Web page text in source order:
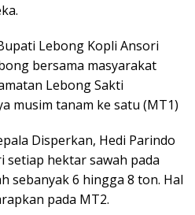
Lebong Kopli Ansori
bersama masyarakat
Lebong Sakti
musim tanam ke satu (MT1)
Disperkan, Hedi Parindo
setiap hektar sawah pada
sebanyak 6 hingga 8 ton. Hal
pada MT2.